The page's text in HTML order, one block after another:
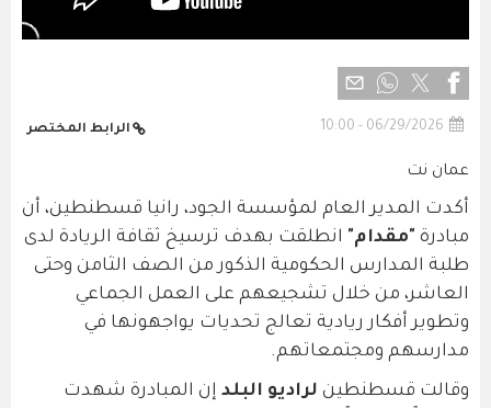
06/29/2026 - 10:00 الرابط المختصر
عمان نت
أكدت المدير العام لمؤسسة الجود، رانيا قسطنطين، أن
مبادرة "مقدام" انطلقت بهدف ترسيخ ثقافة الريادة لدى
طلبة المدارس الحكومية الذكور من الصف الثامن وحتى
العاشر، من خلال تشجيعهم على العمل الجماعي
وتطوير أفكار ريادية تعالج تحديات يواجهونها في
مدارسهم ومجتمعاتهم.
وقالت قسطنطين لراديو البلد إن المبادرة شهدت